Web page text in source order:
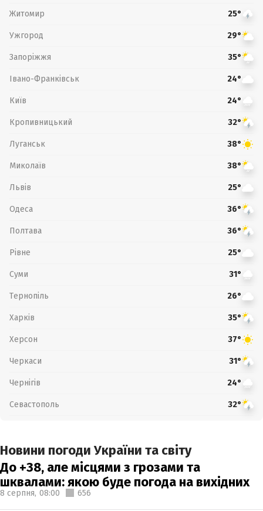
Житомир 25°
Ужгород 29°
Запоріжжя 35°
Івано-Франківськ 24°
Київ 24°
Кропивницький 32°
Луганськ 38°
Миколаїв 38°
Львів 25°
Одеса 36°
Полтава 36°
Рівне 25°
Суми 31°
Тернопіль 26°
Харків 35°
Херсон 37°
Черкаси 31°
Чернігів 24°
Севастополь 32°
Новини погоди України та світу
До +38, але місцями з грозами та
шквалами: якою буде погода на вихідних
8 серпня, 08:00 656